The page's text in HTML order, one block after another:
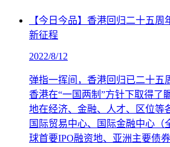
【今日今品】香港回归二十五周
新征程
2022/8/12
弹指一挥间，香港回归已二十五
香港在“一国两制”方针下取得了
地在经济、金融、人才、区位等
国际贸易中心、国际金融中心（
球首要IPO融资地、亚洲主要债